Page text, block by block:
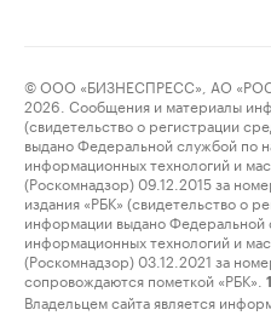
© ООО «БИЗНЕСПРЕСС», АО
2026. Сообщения и материалы
(свидетельство о регистрации
выдано Федеральной службой по
информационных технологий и
(Роскомнадзор) 09.12.2015 за
издания «РБК» (свидетельство о
информации выдано Федеральной
информационных технологий и
(Роскомнадзор) 03.12.2021 за
сопровождаются пометкой «РБК».
Владельцем сайта является